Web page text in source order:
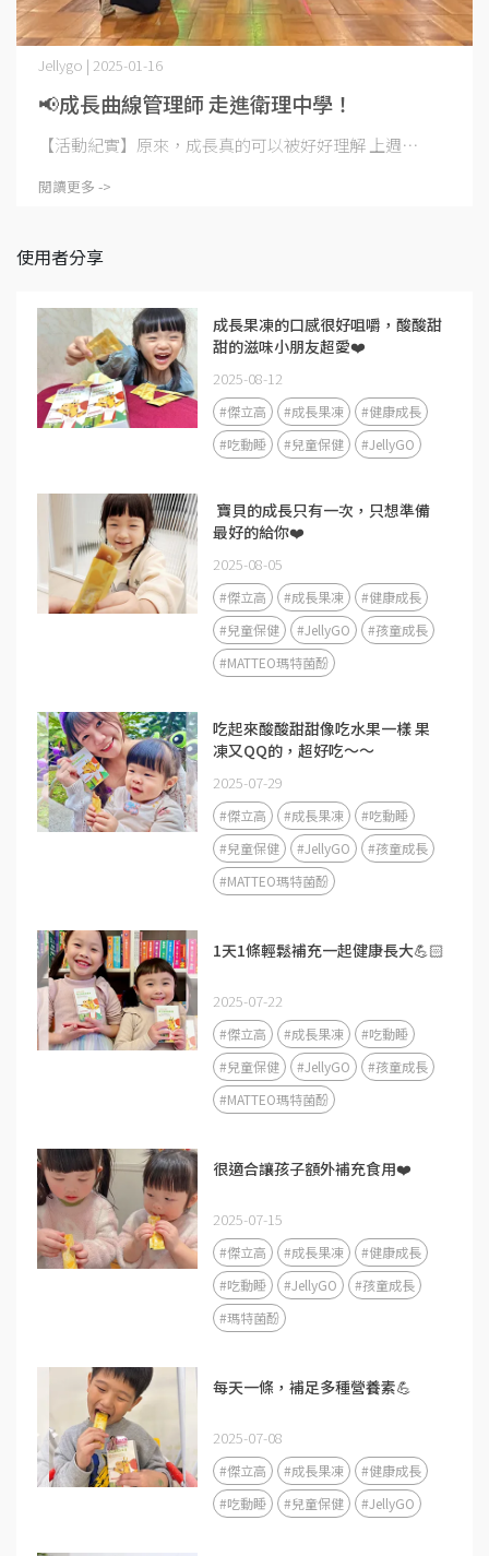
📢成長曲線管理師 走進衛理中學！
Jellygo | 2025-01-16
【活動紀實】原來，成長真的可以被好好理解 上週⋯
閱讀更多 ->
使用者分享
成長果凍的口感很好咀嚼，酸酸甜
甜的滋味小朋友超愛❤️
2025-08-12
#傑立高 #成長果凍
#健康成長
#吃動睡
#兒童保健 #JellyGO
​ 寶貝的成長只有一次，只想準備
最好的給你❤️
2025-08-05
#傑立高 #成長果凍
#健康成長
#兒童保健
#JellyGO
#孩童成長
#MATTEO瑪特菌酚
吃起來酸酸甜甜像吃水果一樣 果
凍又QQ的，超好吃～～
2025-07-29
#傑立高 #成長果凍
#吃動睡
#兒童保健
#JellyGO
#孩童成長
#MATTEO瑪特菌酚
1天1條輕鬆補充一起健康長大💪🏻
2025-07-22
#傑立高 #成長果凍
#吃動睡
#兒童保健
#JellyGO
#孩童成長
#MATTEO瑪特菌酚
很適合讓孩子額外補充食用❤️
2025-07-15
#傑立高 #成長果凍
#健康成長
#吃動睡
#JellyGO
#孩童成長
#瑪特菌酚
每天一條，補足多種營養素💪
2025-07-08
#傑立高 #成長果凍
#健康成長
#吃動睡
#兒童保健 #JellyGO